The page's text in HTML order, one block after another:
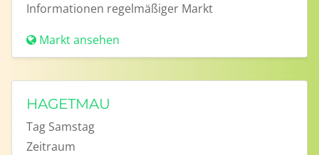
Informationen regelmäßiger Markt
Markt ansehen
HAGETMAU
Tag Samstag
Zeitraum